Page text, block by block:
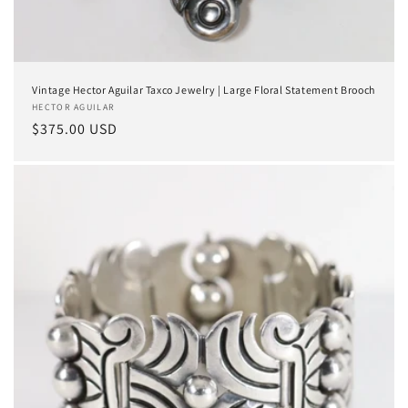
Vintage Hector Aguilar Taxco Jewelry | Large Floral Statement Brooch
Proveedor:
HECTOR AGUILAR
Precio
$375.00 USD